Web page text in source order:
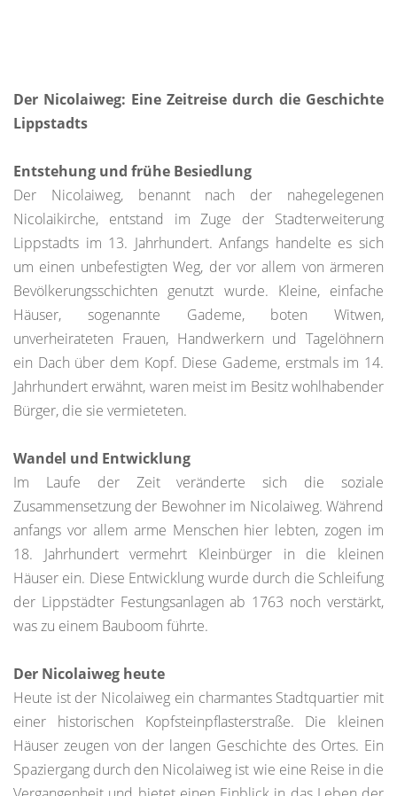
Der Nicolaiweg: Eine Zeitreise durch die Geschichte
Lippstadts
Entstehung und frühe Besiedlung
Der Nicolaiweg, benannt nach der nahegelegenen
Nicolaikirche, entstand im Zuge der Stadterweiterung
Lippstadts im 13. Jahrhundert. Anfangs handelte es sich
um einen unbefestigten Weg, der vor allem von ärmeren
Bevölkerungsschichten genutzt wurde. Kleine, einfache
Häuser, sogenannte Gademe, boten Witwen,
unverheirateten Frauen, Handwerkern und Tagelöhnern
ein Dach über dem Kopf. Diese Gademe, erstmals im 14.
Jahrhundert erwähnt, waren meist im Besitz wohlhabender
Bürger, die sie vermieteten.
Wandel und Entwicklung
Im Laufe der Zeit veränderte sich die soziale
Zusammensetzung der Bewohner im Nicolaiweg. Während
anfangs vor allem arme Menschen hier lebten, zogen im
18. Jahrhundert vermehrt Kleinbürger in die kleinen
Häuser ein. Diese Entwicklung wurde durch die Schleifung
der Lippstädter Festungsanlagen ab 1763 noch verstärkt,
was zu einem Bauboom führte.
Der Nicolaiweg heute
Heute ist der Nicolaiweg ein charmantes Stadtquartier mit
einer historischen Kopfsteinpflasterstraße. Die kleinen
Häuser zeugen von der langen Geschichte des Ortes. Ein
Spaziergang durch den Nicolaiweg ist wie eine Reise in die